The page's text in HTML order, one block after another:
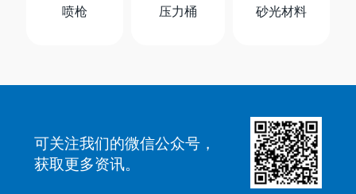
喷枪 压力桶 砂光材料
可关注我们的微信公众号，
获取更多资讯。